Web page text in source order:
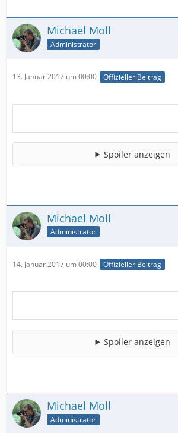
Michael Moll
Administrator
13. Januar 2017 um 00:00 Offizieller Beitrag
Spoiler anzeigen
Michael Moll
Administrator
14. Januar 2017 um 00:00 Offizieller Beitrag
Spoiler anzeigen
Michael Moll
Administrator